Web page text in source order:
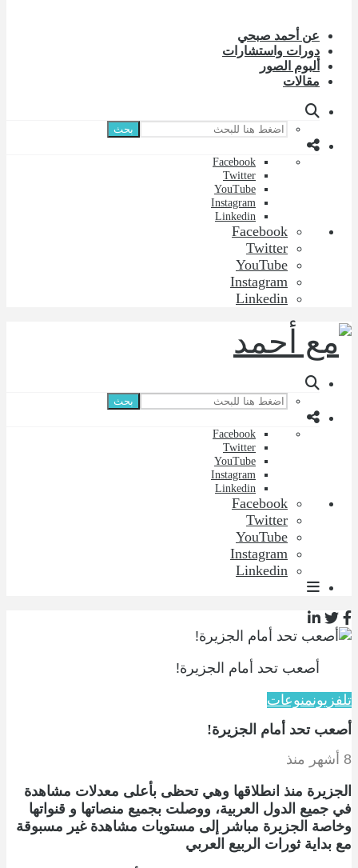
عن أحمد صبحي
دورات واستشارات
ألبوم الصور
مقالات
بحث
Facebook
Twitter
YouTube
Instagram
Linkedin
Facebook
Twitter
YouTube
Instagram
Linkedin
بحث
Facebook
Twitter
YouTube
Instagram
Linkedin
Facebook
Twitter
YouTube
Instagram
Linkedin
أصعب تحد أمام الجزيرة!
تلفزيونمنوعات
أصعب تحد أمام الجزيرة!
8 أشهر منذ
الجزيرة منذ انطلاقها وهي تحظى بأعلى معدلات مشاهدة
في جميع الدول العربية، ووصلت بجميع منصاتها و قنواتها
وخاصة الجزيرة مباشر إلى مستويات مشاهدة غير مسبوقة
مع بداية ثورات الربيع العربي